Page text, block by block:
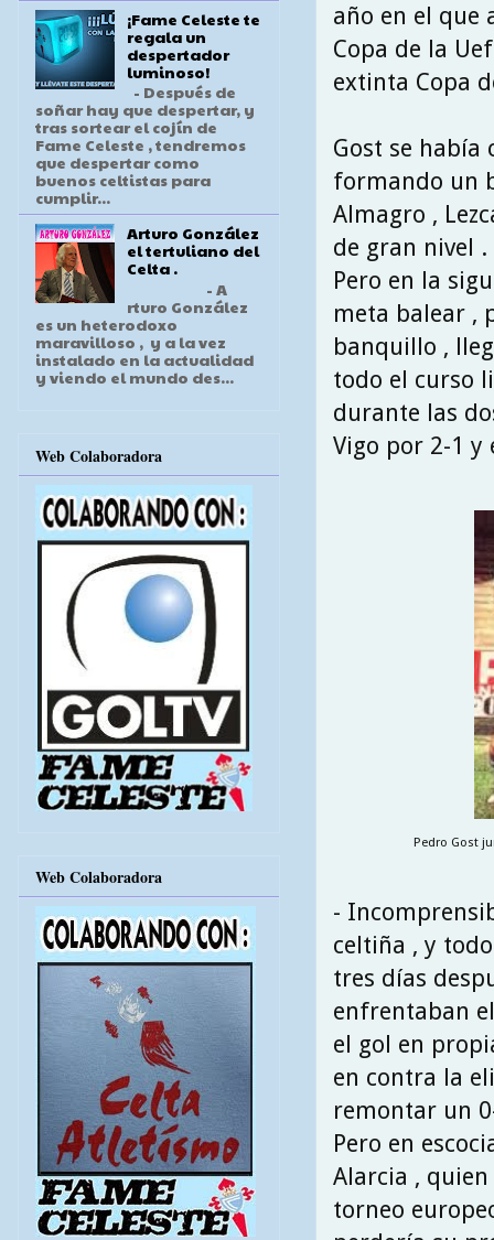
año en el que
Copa de la
extinta Copa
Gost se había
formando un
Almagro ,
de gran nivel .
Pero en la
meta balear ,
banquillo ,
todo el curso
durante las
Vigo por 2-1 y
Pedro Gost
-
celtiña , y
tres días
enfrentaban
el gol en
en contra la
remontar un
Pero en
Alarcia ,
torneo
¡Fame Celeste te
regala un
despertador
luminoso!
- Después de
soñar hay que despertar, y
tras sortear el cojín de
Fame Celeste , tendremos
que despertar como
buenos celtistas para
cumplir...
Arturo González
el tertuliano del
Celta .
- A
rturo González
es un heterodoxo
maravilloso , y a la vez
instalado en la actualidad
y viendo el mundo des...
Web Colaboradora
Web Colaboradora